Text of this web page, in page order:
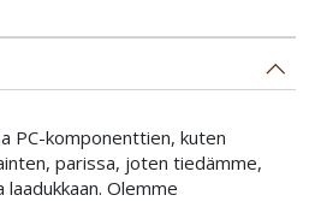
PC-komponenttien, kuten
parissa, joten tiedämme,
Olemme